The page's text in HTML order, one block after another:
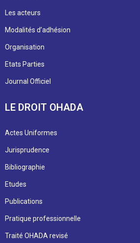
Les acteurs
Modalités d’adhésion
Organisation
Etats Parties
Journal Officiel
LE DROIT OHADA
Actes Uniformes
Jurisprudence
Bibliographie
Etudes
Publications
Pratique professionnelle
Traité OHADA revisé